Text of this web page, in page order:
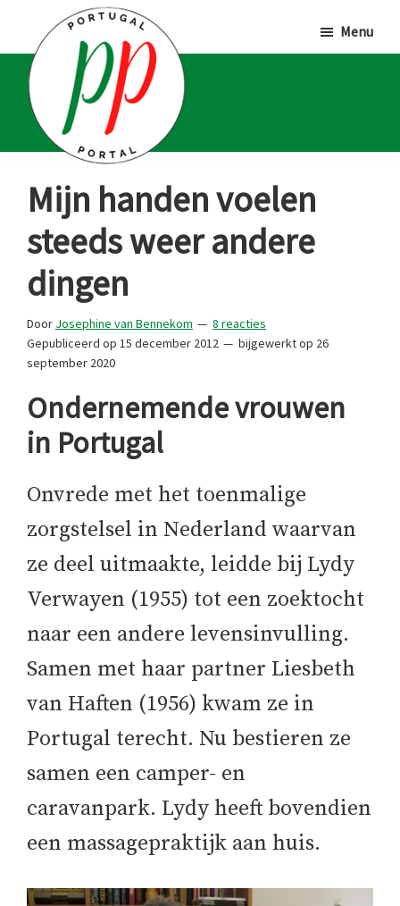
hoofd
inhoud
eerste
sidebar
voettekst
Portal
Voor
Portugalliefhebbers
en
fanaten
Menu
Mijn handen voelen
steeds weer andere
dingen
Door Josephine van Bennekom
8 reacties
Gepubliceerd op 15 december 2012 bijgewerkt op 26
september 2020
Ondernemende vrouwen
in Portugal
Onvrede met het toenmalige
zorgstelsel in Nederland waarvan
ze deel uitmaakte, leidde bij Lydy
Verwayen (1955) tot een zoektocht
naar een andere levensinvulling.
Samen met haar partner Liesbeth
van Haften (1956) kwam ze in
Portugal terecht. Nu bestieren ze
samen een camper- en
caravanpark. Lydy heeft bovendien
een massagepraktijk aan huis.